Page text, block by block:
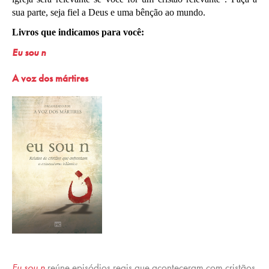
sua parte, seja fiel a Deus e uma bênção ao mundo.
Livros que indicamos para você:
Eu sou n
A voz dos mártires